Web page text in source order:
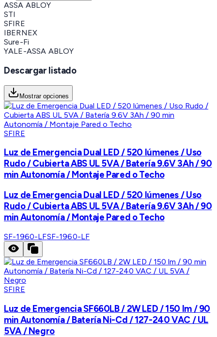
ASSA ABLOY
STI
SFIRE
IBERNEX
Sure-Fi
YALE-ASSA ABLOY
Descargar listado
Mostrar opciones
SFIRE
Luz de Emergencia Dual LED / 520 lúmenes / Uso
Rudo / Cubierta ABS UL 5VA / Batería 9.6V 3Ah / 90
min Autonomía / Montaje Pared o Techo
Luz de Emergencia Dual LED / 520 lúmenes / Uso
Rudo / Cubierta ABS UL 5VA / Batería 9.6V 3Ah / 90
min Autonomía / Montaje Pared o Techo
SF-1960-LFSF-1960-LF
SFIRE
Luz de Emergencia SF660LB / 2W LED / 150 lm / 90
min Autonomía / Batería Ni-Cd / 127-240 VAC / UL
5VA / Negro